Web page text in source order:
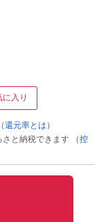
に入り
（還元率とは）
と納税できます
（控